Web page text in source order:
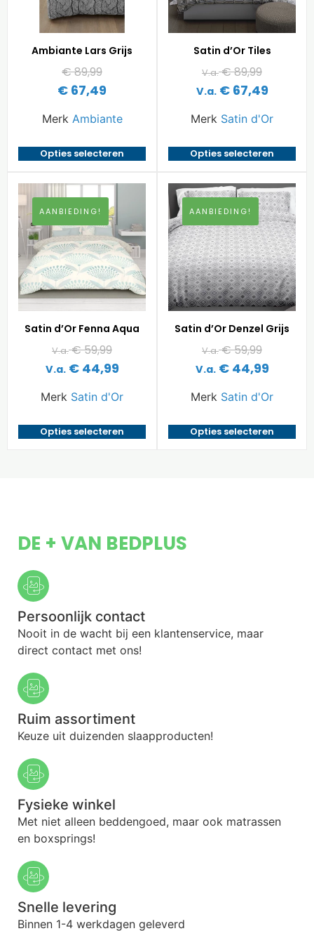
Ambiante Lars Grijs
€89,99
€ 67,49
Merk Ambiante
Opties selecteren
Satin d’Or Tiles
V.a. €89,99
V.a. €67,49
Merk Satin d'Or
Opties selecteren
AANBIEDING!
Satin d’Or Fenna Aqua
V.a. €59,99
V.a. €44,99
Merk Satin d'Or
Opties selecteren
AANBIEDING!
Satin d’Or Denzel Grijs
V.a. €59,99
V.a. €44,99
Merk Satin d'Or
Opties selecteren
DE + VAN BEDPLUS
Persoonlijk contact
Nooit in de wacht bij een klantenservice, maar
direct contact met ons!
Ruim assortiment
Keuze uit duizenden slaapproducten!
Fysieke winkel
Met niet alleen beddengoed, maar ook matrassen
en boxsprings!
Snelle levering
Binnen 1-4 werkdagen geleverd